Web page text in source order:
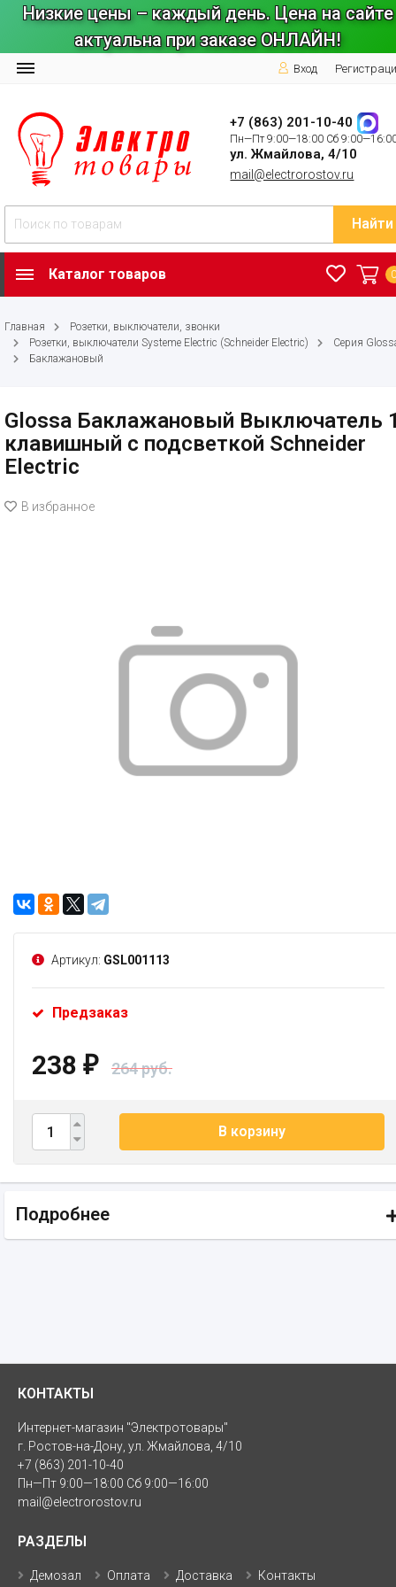
Низкие цены – каждый день. Цена на сайте
актуальна при заказе ОНЛАЙН!
Вход
+7 (863) 201-10-40
Пн—Пт 9:00—18:00 Сб
ул. Жмайлова, 4/10
mail@electrorostov.ru
Найти
Каталог товаров
Главная
Розетки, выключатели, звонки
Розетки, выключатели Systeme Electric (Schneider Electric)
Серия
Баклажановый
Glossa Баклажановый Выключатель
клавишный с подсветкой Schneider
Electric
В избранное
Артикул: GSL001113
Предзаказ
238 ₽ 264 руб.
В корзину
Подробнее
КОНТАКТЫ
Интернет-магазин "Электротовары"
г. Ростов-на-Дону, ул. Жмайлова, 4/10
+7 (863) 201-10-40
Пн—Пт 9:00—18:00 Сб 9:00—16:00
mail@electrorostov.ru
РАЗДЕЛЫ
Демозал Оплата Доставка Контакты